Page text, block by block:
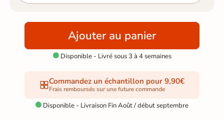
Ajouter au panier
Disponible - Livré sous 3 à 4 semaines
Commandez un échantillon pour 9,90€
Frais remboursés sur une future commande
 Disponible - Livraison Fin Août / début septembre